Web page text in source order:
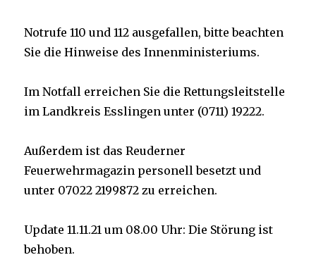
Notrufe 110 und 112 ausgefallen, bitte beachten
Sie die Hinweise des Innenministeriums.
Im Notfall erreichen Sie die Rettungsleitstelle
im Landkreis Esslingen unter (0711) 19222.
Außerdem ist das Reuderner
Feuerwehrmagazin personell besetzt und
unter 07022 2199872 zu erreichen.
Update 11.11.21 um 08.00 Uhr: Die Störung ist
behoben.